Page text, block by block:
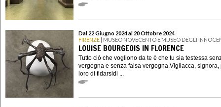
Dal 22 Giugno 2024 al 20 Ottobre 2024
FIRENZE | MUSEO NOVECENTO E MUSEO DEGLI
LOUISE BOURGEOIS IN FLORENCE
Tutto ciò che vogliono da te è che tu sia testessa
vergogna e senza falsa vergogna.Vigliacca, signora,
loro di fidarsidi ...